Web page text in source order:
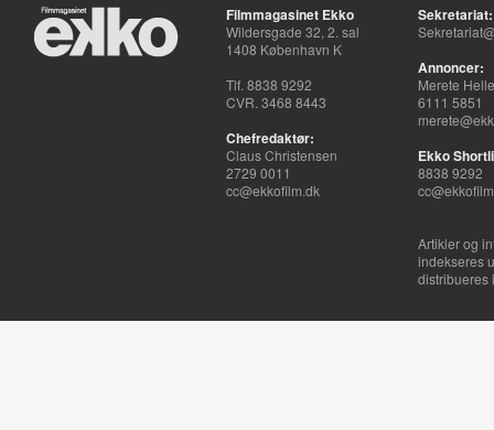
Filmmagasinet Ekko
Wildersgade 32, 2. sal
1408 København K
Tlf. 8838 9292
CVR. 3468 8443
Chefredaktør:
Claus Christensen
2729 0011
cc@ekkofilm.dk
Sekretariat:
Annoncer:
Merete
6111 5851
Ekko
8838 9292
Artikler og
indekseres
distribueres